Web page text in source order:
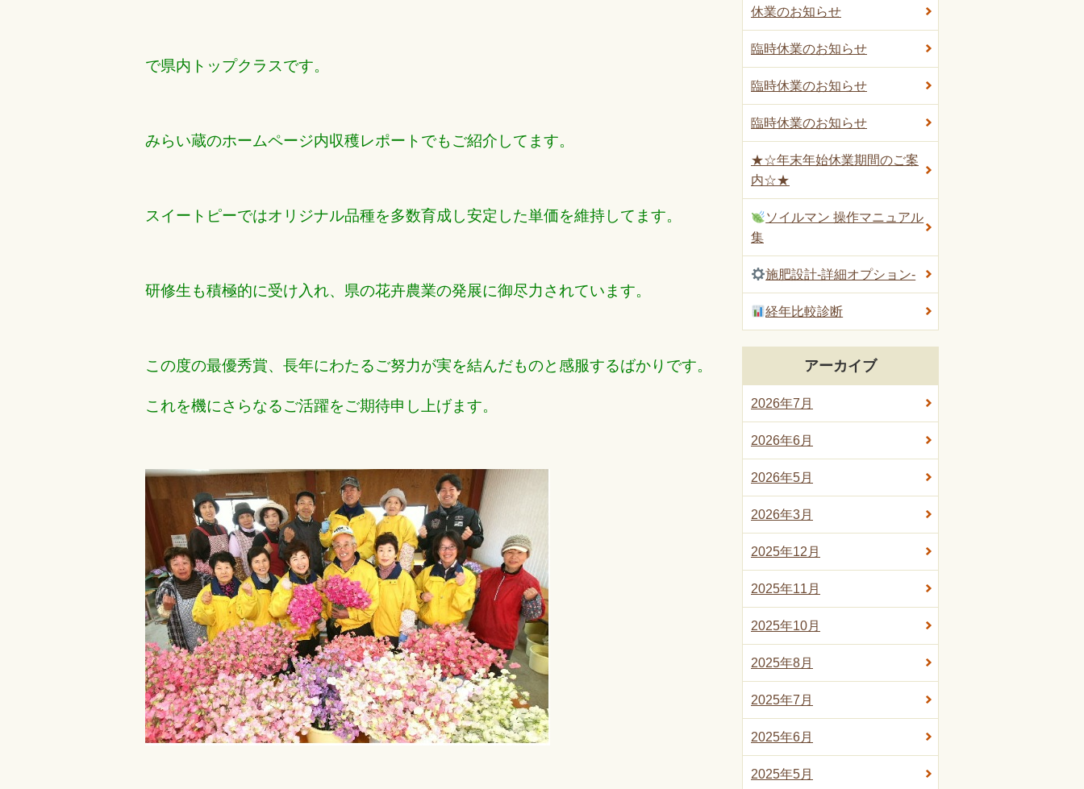
で県内トップクラスです。
みらい蔵のホームページ内収穫レポートでもご紹介してます。
スイートピーではオリジナル品種を多数育成し安定した単価を維持してます。
研修生も積極的に受け入れ、県の花卉農業の発展に御尽力されています。
この度の最優秀賞、長年にわたるご努力が実を結んだものと感服するばかりです。
これを機にさらなるご活躍をご期待申し上げます。
休業のお知らせ
臨時休業のお知らせ
臨時休業のお知らせ
臨時休業のお知らせ
★☆年末年始休業期間のご案
内☆★
ソイルマン 操作マニュアル
集
施肥設計-詳細オプション-
経年比較診断
アーカイブ
2026年7月
2026年6月
2026年5月
2026年3月
2025年12月
2025年11月
2025年10月
2025年8月
2025年7月
2025年6月
2025年5月